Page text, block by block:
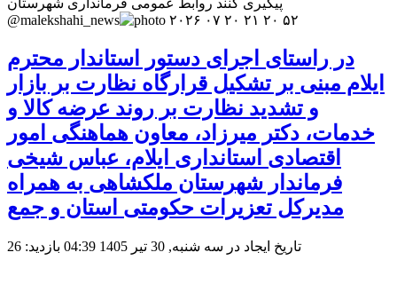
پیگیری کنند روابط عمومی فرمانداری شهرستان
@malekshahi_news
در راستای اجرای دستور استاندار محترم
ایلام مبنی بر تشکیل قرارگاه نظارت بر بازار
و تشدید نظارت بر روند عرضه کالا و
خدمات، دکتر میرزاد، معاون هماهنگی امور
اقتصادی استانداری ایلام، عباس شیخی
فرماندار شهرستان ملکشاهی به همراه
مدیرکل تعزیرات حکومتی استان و جمع
تاریخ ایجاد در سه شنبه, 30 تیر 1405 04:39 بازدید: 26